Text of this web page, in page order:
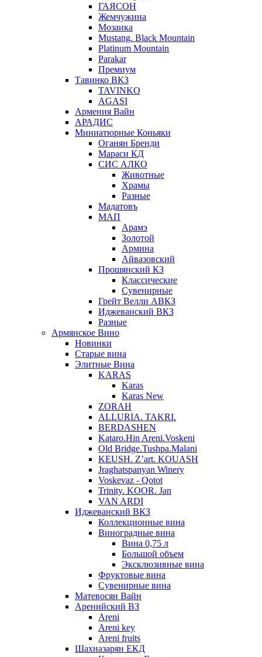
ГАЯСОН
Жемчужина
Мозаика
Mustang. Black Mountain
Platinum Mountain
Parakar
Премиум
Тавинко ВКЗ
TAVINKO
AGASI
Армения Вайн
АРАДИС
Миниатюрные Коньяки
Оганян Бренди
Мараси КД
СИС АЛКО
Животные
Храмы
Разные
Мадатовъ
МАП
Арамэ
Золотой
Армина
Айвазовский
Прошянский КЗ
Классические
Сувенирные
Грейт Велли АВКЗ
Иджеванский ВКЗ
Разные
Армянское Вино
Новинки
Старые вина
Элитные Вина
KARAS
Karas
Karas New
ZORAH
ALLURIA. TAKRI.
BERDASHEN
Kataro.Hin Areni.Voskeni
Old Bridge.Tushpa.Malani
KEUSH. Z’art. KOUASH
Jraghatspanyan Winery
Voskevaz - Qotot
Trinity. KOOR. Jan
VAN ARDI
Иджеванский ВКЗ
Коллекционные вина
Виноградные вина
Вина 0,75 л
Большой объем
Эксклюзивные вина
Фруктовые вина
Cувенирные вина
Матевосян Вайн
Аренийский ВЗ
Areni
Areni key
Areni fruits
Шахназарян ЕКД